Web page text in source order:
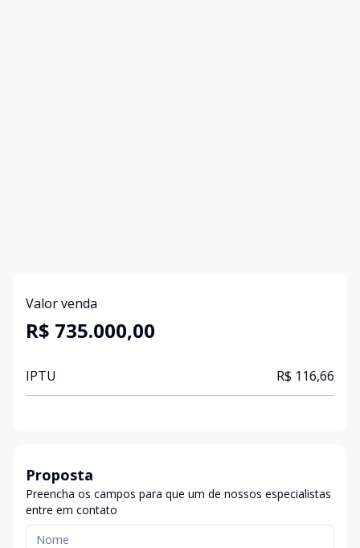
Valor venda
R$ 735.000,00
IPTU R$ 116,66
Proposta
Preencha os campos para que um de nossos especialistas
entre em contato